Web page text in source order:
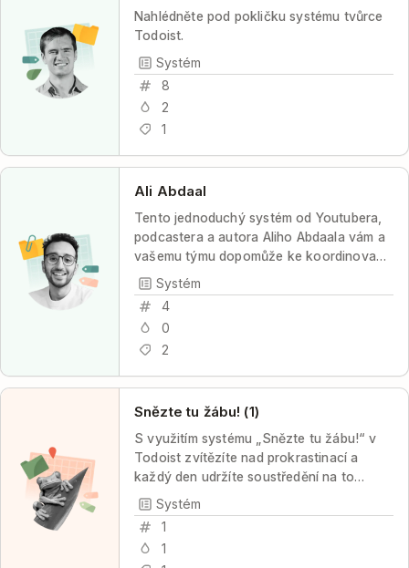
Nahlédněte pod pokličku systému tvůrce
Todoist.
Systém
8
2
1
Ali Abdaal
Tento jednoduchý systém od Youtubera,
podcastera a autora Aliho Abdaala vám a
vašemu týmu dopomůže ke koordinované
a produktivní práci s minimem stresu a s
maximální transparentností pro tým.
Systém
4
0
2
Snězte tu žábu! (1)
S využitím systému „Snězte tu žábu!“ v
Todoist zvítězíte nad prokrastinací a
každý den udržíte soustředění na to
nejdůležitější.
Systém
1
1